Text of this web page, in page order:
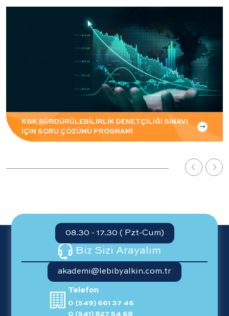
KGK SÜRDÜRÜLEBİLİRLİK DENETÇİLİĞİ SINAVI
İÇİN SORU ÇÖZÜMÜ PROGRAMI
08.30 - 17.30 ( Pzt-Cum)
Biz Sizi Arayalım
akademi@lebibyalkin.com.tr
Telefon
0 (549) 661 37 46
0 (541) 827 54 68